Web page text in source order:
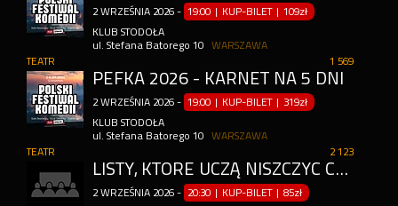
2 WRZEŚNIA 2026 - 19:00 | KUP-BILET |109zł
KLUB STODOŁA
ul. Stefana Batorego 10
WARSZAWA
1 569
TEATR
PEFKA 2026 - KARNET NA 5 DNI
2 WRZEŚNIA 2026 - 19:00 | KUP-BILET | 319zł
KLUB STODOŁA
ul. Stefana Batorego 10
WARSZAWA
2 123
TEATR
LISTY, KTÓRE UCZĄ NISZCZYĆ CZŁOWIEKA
2 WRZEŚNIA 2026 - 20:30 | KUP-BILET |85zł